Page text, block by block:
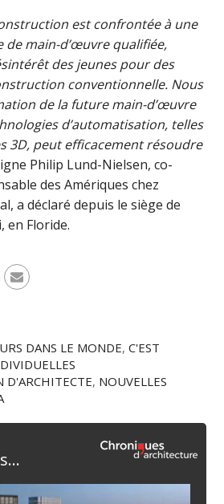
est confrontée à une
de main-d’œuvre qualifiée,
des jeunes pour des
conventionnelle. Nous
de la future main-d’œuvre
d’automatisation, telles
3D, peut efficacement résoudre
Philip Lund-Nielsen, co-
des Amériques chez
a déclaré depuis le siège de
en Floride.
DANS LE MONDE,C'EST
D'ARCHITECTE, NOUVELLES